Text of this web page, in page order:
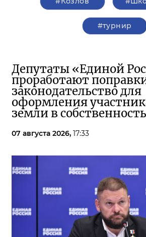
#турнир
Депутаты «Единой
проработают
законодательство для
оформления
земли в собственность
07 августа 2026, 17:33